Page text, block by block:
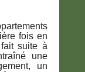
fois en
suite à
une
un